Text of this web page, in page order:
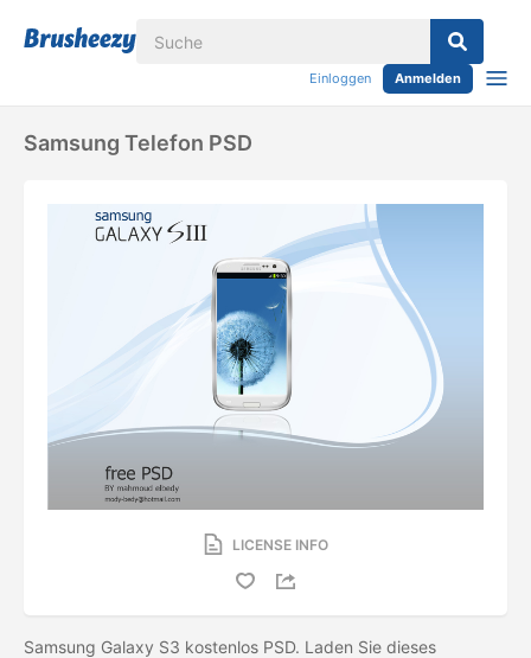
Einloggen Anmelden
Samsung Telefon PSD
LICENSE INFO
Samsung Galaxy S3 kostenlos PSD. Laden Sie dieses